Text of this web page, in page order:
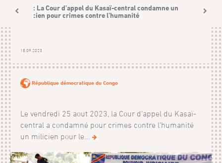
RDC: La Cour d’appel du Kasaï-central condamne un
milicien pour crimes contre l’humanité
18.09.2023
République démocratique du Congo
Le vendredi 25 aout 2023, la Cour d’appel du Kasaï-
central a condamné pour crimes contre l’humanité
un milicien pour le...